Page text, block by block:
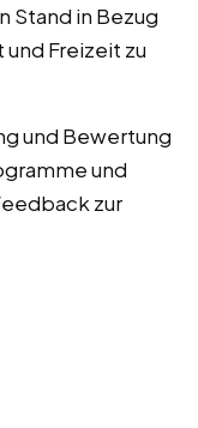
Stand in Bezug
Freizeit zu
und Bewertung
und
zur